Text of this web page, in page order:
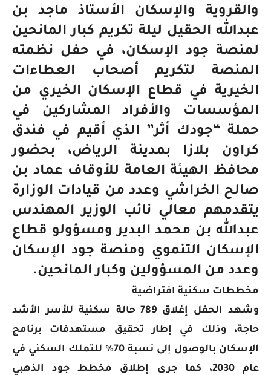
والقروية والإسكان الأستاذ ماجد بن
عبدالله الحقيل ليلة تكريم كبار المانحين
لمنصة جود الإسكان، في حفل نظمته
المنصة لتكريم أصحاب العطاءات
الخيرية في قطاع الإسكان الخيري من
المؤسسات والأفراد المشاركين في
حملة “جودك أثر” الذي أقيم في فندق
كراون بلازا بمدينة الرياض، بحضور
محافظ الهيئة العامة للأوقاف عماد بن
صالح الخراشي وعدد من قيادات الوزارة
يتقدمهم معالي نائب الوزير المهندس
عبدالله بن محمد البدير ومسؤولو قطاع
الإسكان التنموي ومنصة جود الإسكان
وعدد من المسؤولين وكبار المانحين.
مخططات سكنية افتراضية
وشهد الحفل إغلاق 789 حالة سكنية للأسر الأشد
حاجة، وذلك في إطار تحقيق مستهدفات برنامج
الإسكان بالوصول إلى نسبة 70% للتملك السكني في
عام 2030، كما جرى إطلاق مخطط جود الذهبي